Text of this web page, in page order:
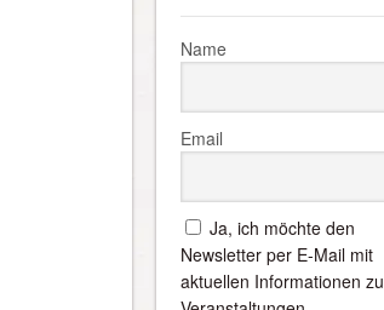
Name
Email
Ja, ich möchte den
Newsletter per E-Mail mit
aktuellen Informationen zu